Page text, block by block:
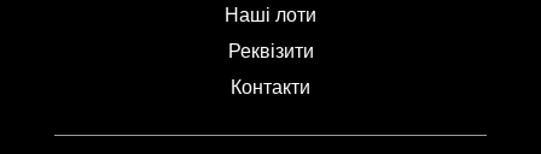
Наші лоти
Реквізити
Контакти